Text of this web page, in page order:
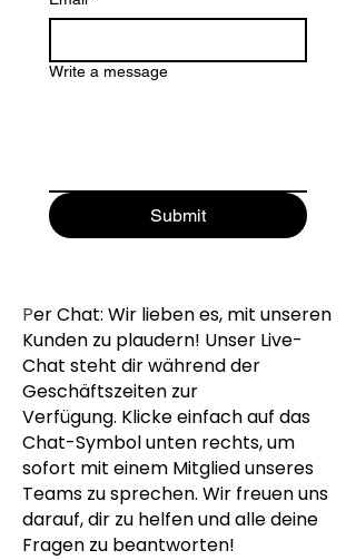
Write a message
Submit
Per Chat: Wir lieben es, mit unseren
Kunden zu plaudern! Unser Live-
Chat steht dir während der
Geschäftszeiten zur
Verfügung. Klicke einfach auf das
Chat-Symbol unten rechts, um
sofort mit einem Mitglied unseres
Teams zu sprechen. Wir freuen uns
darauf, dir zu helfen und alle deine
Fragen zu beantworten!